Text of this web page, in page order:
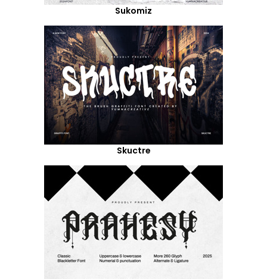
Sukomiz
Skuctre